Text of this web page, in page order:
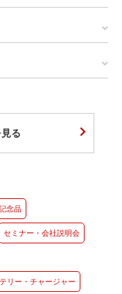
る
念品
セミナー・会社説明会
リー・チャージャー